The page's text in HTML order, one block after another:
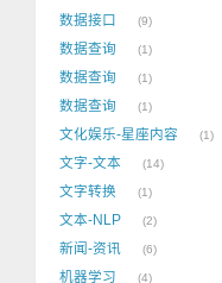
数据接口 9
数据查询 1
数据查询 1
数据查询 1
文化娱乐-星座内容 1
文字-文本 14
文字转换 1
文本-NLP 2
新闻-资讯 6
机器学习 4